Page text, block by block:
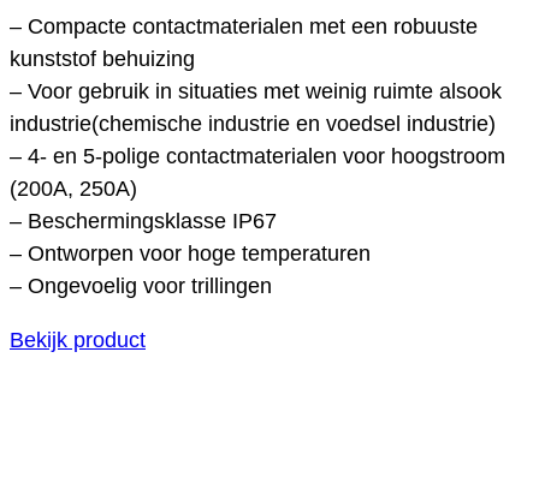
– Compacte contactmaterialen met een robuuste
kunststof behuizing
– Voor gebruik in situaties met weinig ruimte alsook
industrie(chemische industrie en voedsel industrie)
– 4- en 5-polige contactmaterialen voor hoogstroom
(200A, 250A)
– Beschermingsklasse IP67
– Ontworpen voor hoge temperaturen
– Ongevoelig voor trillingen
Bekijk product